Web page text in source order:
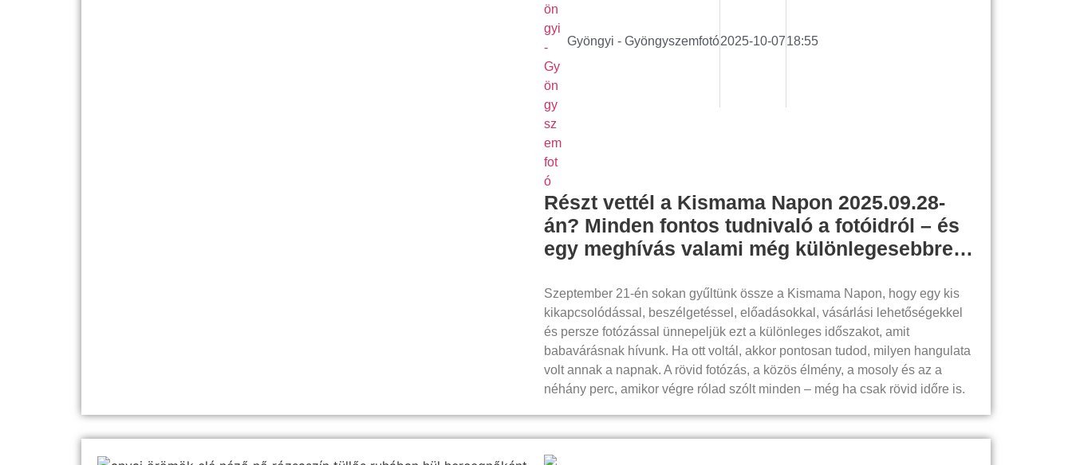
Gyöngyi - Gyöngyszemfotó2025-10-0718:55
Részt vettél a Kismama Napon 2025.09.28-
án? Minden fontos tudnivaló a fotóidról – és
egy meghívás valami még különlegesebbre…
Szeptember 21-én sokan gyűltünk össze a Kismama Napon, hogy egy kis
kikapcsolódással, beszélgetéssel, előadásokkal, vásárlási lehetőségekkel
és persze fotózással ünnepeljük ezt a különleges időszakot, amit
babavárásnak hívunk. Ha ott voltál, akkor pontosan tudod, milyen hangulata
volt annak a napnak. A rövid fotózás, a közös élmény, a mosoly és az a
néhány perc, amikor végre rólad szólt minden – még ha csak rövid időre is.